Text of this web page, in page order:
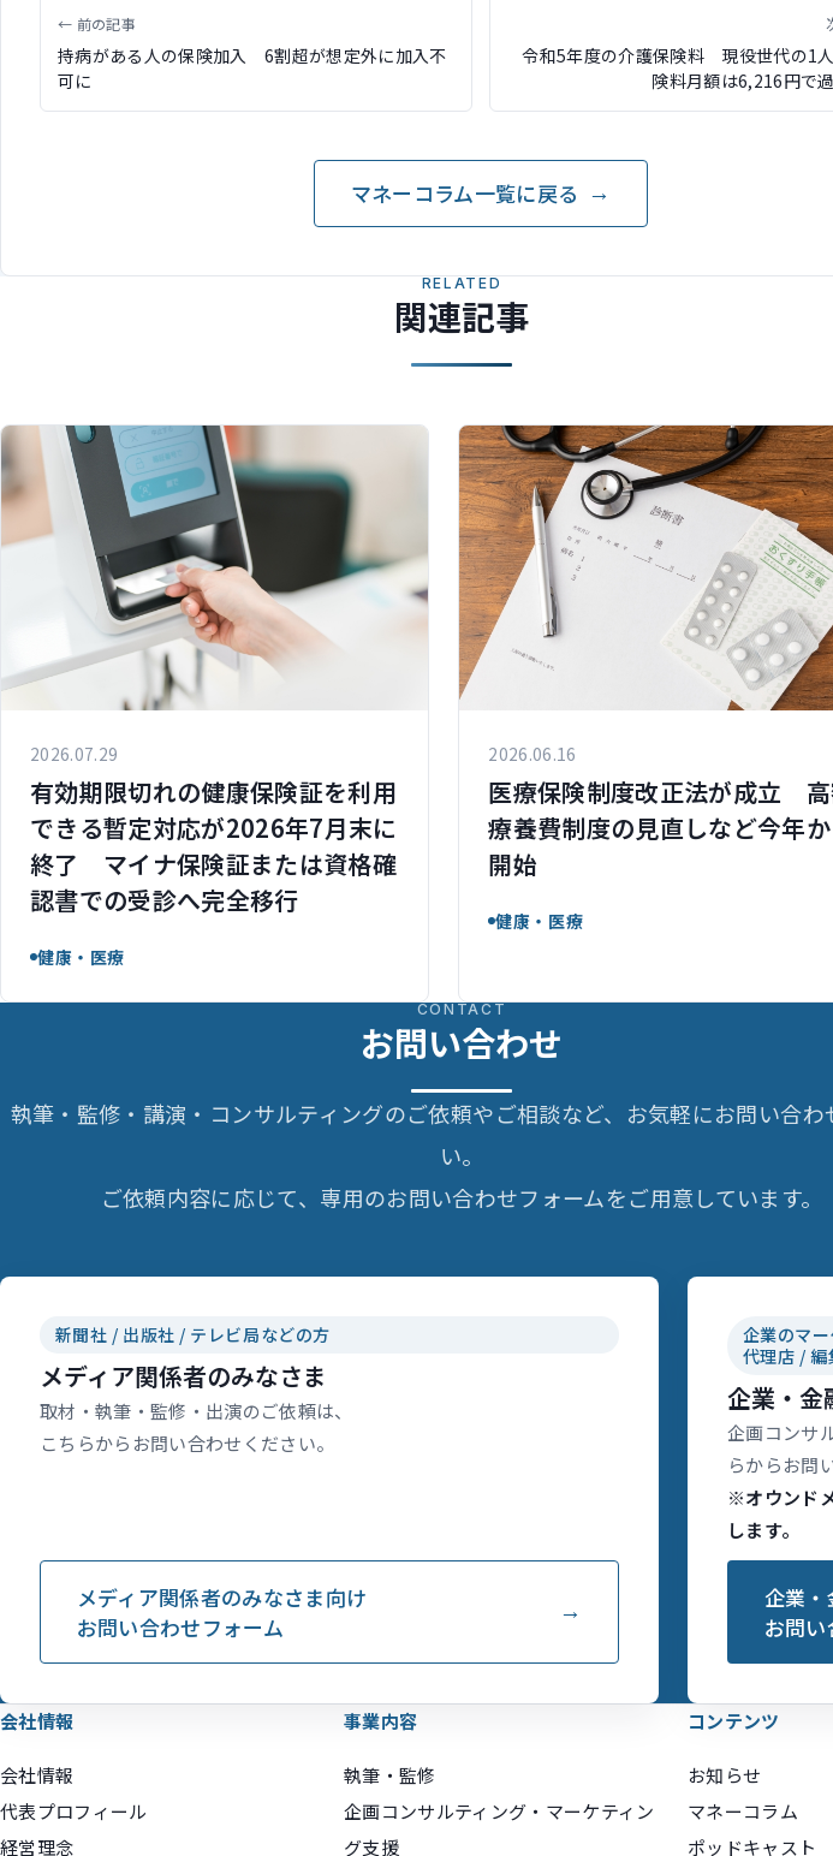
← 前の記事
持病がある人の保険加入 6割超が想定外に加入不
可に
令和5年度の介護保険料 現役世代の1
険料月額は6,216円で
マネーコラム一覧に戻る
RELATED
関連記事
2026.07.29
有効期限切れの健康保険証を利用
できる暫定対応が2026年7月末に
終了 マイナ保険証または資格確
認書での受診へ完全移行
健康・医療
2026.06.16
医療保険制度改正法が成立
療養費制度の見直しなど今年
開始
健康・医療
CONTACT
お問い合わせ
執筆・監修・講演・コンサルティングのご依頼やご相談など、お気軽にお問い合わ
い。
ご依頼内容に応じて、専用のお問い合わせフォームをご用意しています。
新聞社 / 出版社 / テレビ局などの方
メディア関係者のみなさま
取材・執筆・監修・出演のご依頼は、
こちらからお問い合わせください。
メディア関係者のみなさま向け
お問い合わせフォーム
企業のマ
代理店 /
企業・金
企画コンサ
らからお問
※オウンド
します。
企業・
お問
会社情報
会社情報
代表プロフィール
経営理念
事業内容
執筆・監修
企画コンサルティング・マーケティン
グ支援
コンテンツ
お知らせ
マネーコラム
ポッドキャスト